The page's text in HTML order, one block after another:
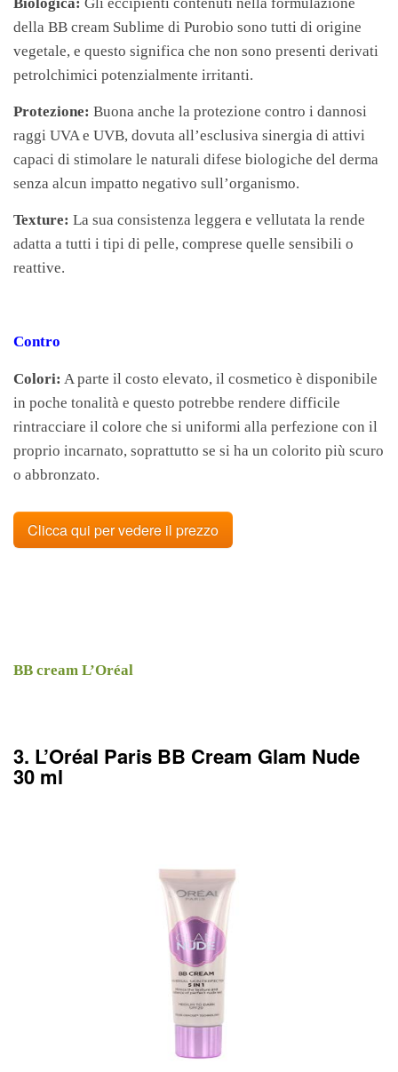
della BB cream Sublime di Purobio sono tutti di origine
vegetale, e questo significa che non sono presenti derivati
petrolchimici potenzialmente irritanti.
Protezione: Buona anche la protezione contro i dannosi
raggi UVA e UVB, dovuta all’esclusiva sinergia di attivi
capaci di stimolare le naturali difese biologiche del derma
senza alcun impatto negativo sull’organismo.
Texture: La sua consistenza leggera e vellutata la rende
adatta a tutti i tipi di pelle, comprese quelle sensibili o
reattive.
Contro
Colori: A parte il costo elevato, il cosmetico è disponibile
in poche tonalità e questo potrebbe rendere difficile
rintracciare il colore che si uniformi alla perfezione con il
proprio incarnato, soprattutto se si ha un colorito più scuro
o abbronzato.
Clicca qui per vedere il prezzo
BB cream L’Oréal
3. L’Oréal Paris BB Cream Glam Nude
30 ml